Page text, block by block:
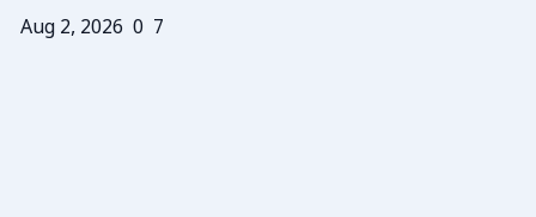
Aug 2, 2026 0 7